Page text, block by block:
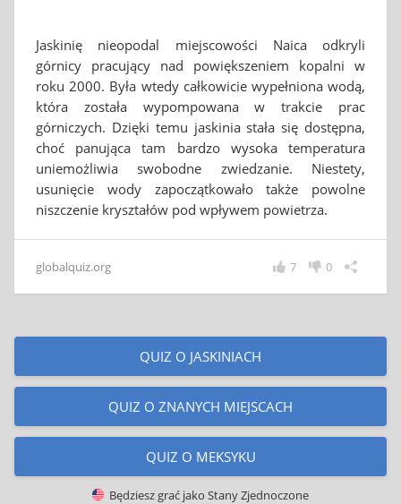
Jaskinię nieopodal miejscowości Naica odkryli
górnicy pracujący nad powiększeniem kopalni w
roku 2000. Była wtedy całkowicie wypełniona wodą,
która została wypompowana w trakcie prac
górniczych. Dzięki temu jaskinia stała się dostępna,
choć panująca tam bardzo wysoka temperatura
uniemożliwia swobodne zwiedzanie. Niestety,
usunięcie wody zapoczątkowało także powolne
niszczenie kryształów pod wpływem powietrza.
globalquiz.org 0
7
QUIZ O JASKINIACH
QUIZ O ZNANYCH MIEJSCACH
QUIZ O MEKSYKU
Będziesz grać jako Stany Zjednoczone